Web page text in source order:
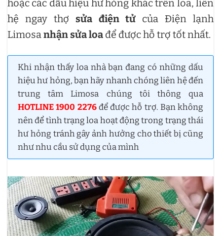
hoặc các dấu hiệu hư hỏng khác trên loa, liên
hệ ngay thợ sửa điện tử của Điện lạnh
Limosanhận sửa loa để được hỗ trợ tốt nhất.
Khi nhận thấy loa nhà bạn đang có những dấu
hiệu hư hỏng, bạn hãy nhanh chóng liên hệ đến
trung tâm Limosa chúng tôi thông qua
HOTLINE 1900 2276để được hỗ trợ. Bạn không
nên để tình trạng loa hoạt động trong trạng thái
hư hỏng tránh gây ảnh hưởng cho thiết bị cũng
như nhu cầu sử dụng của mình